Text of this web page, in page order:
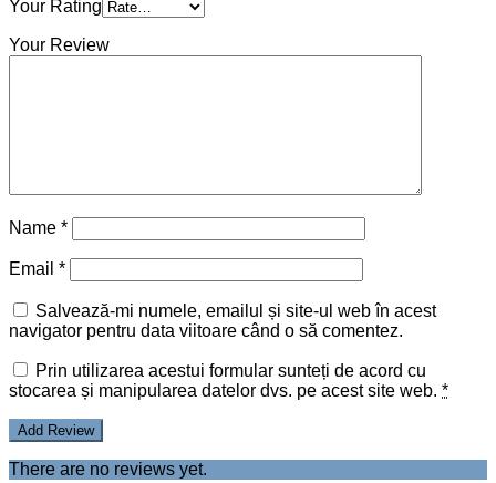
Your Rating
Your Review
Name *
Email *
Salvează-mi numele, emailul și site-ul web în acest
navigator pentru data viitoare când o să comentez.
Prin utilizarea acestui formular sunteți de acord cu
stocarea și manipularea datelor dvs. pe acest site web. *
There are no reviews yet.